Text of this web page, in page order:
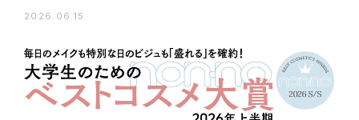
2026.06.15